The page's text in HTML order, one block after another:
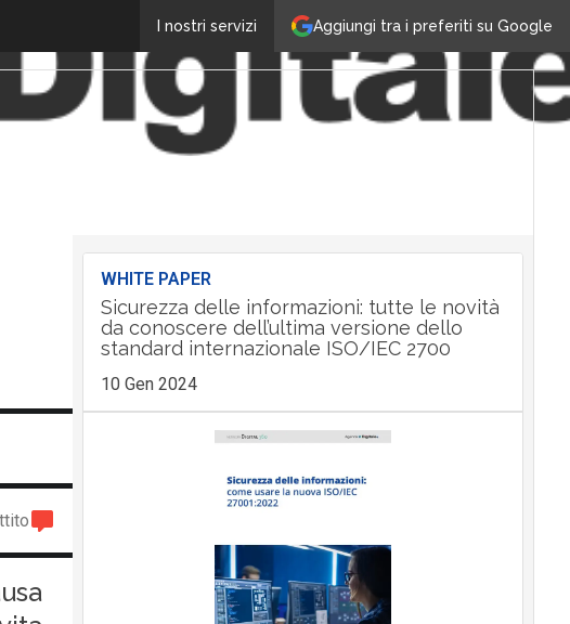
Aggiungi tra i preferiti su Google
I nostri servizi
WHITE PAPER
Sicurezza delle informazioni: tutte le novità
da conoscere dell’ultima versione dello
standard internazionale ISO/IEC 2700
10 Gen 2024